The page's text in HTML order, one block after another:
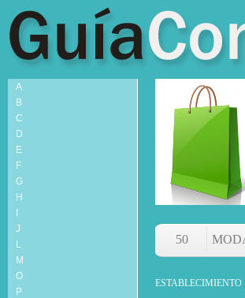
A
B
C
D
E
F
G
H
J
L
M
O
P
50
ESTABLECIMIENTO